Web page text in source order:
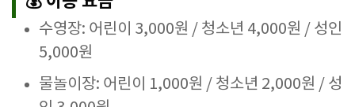
수영장: 어린이 3,000원 / 청소년 4,000원 / 성인
5,000원
물놀이장: 어린이 1,000원 / 청소년 2,000원 / 성